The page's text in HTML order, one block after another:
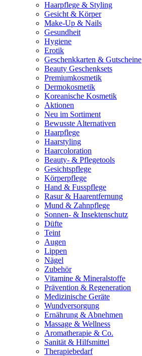
Haarpflege & Styling
Gesicht & Körper
Make-Up & Nails
Gesundheit
Hygiene
Erotik
Geschenkkarten & Gutscheine
Beauty Geschenksets
Premiumkosmetik
Dermokosmetik
Koreanische Kosmetik
Aktionen
Neu im Sortiment
Bewusste Alternativen
Haarpflege
Haarstyling
Haarcoloration
Beauty- & Pflegetools
Gesichtspflege
Körperpflege
Hand & Fusspflege
Rasur & Haarentfernung
Mund & Zahnpflege
Sonnen- & Insektenschutz
Düfte
Teint
Augen
Lippen
Nägel
Zubehör
Vitamine & Mineralstoffe
Prävention & Regeneration
Medizinische Geräte
Wundversorgung
Ernährung & Abnehmen
Massage & Wellness
Aromatherapie & Co.
Sanität & Hilfsmittel
Therapiebedarf